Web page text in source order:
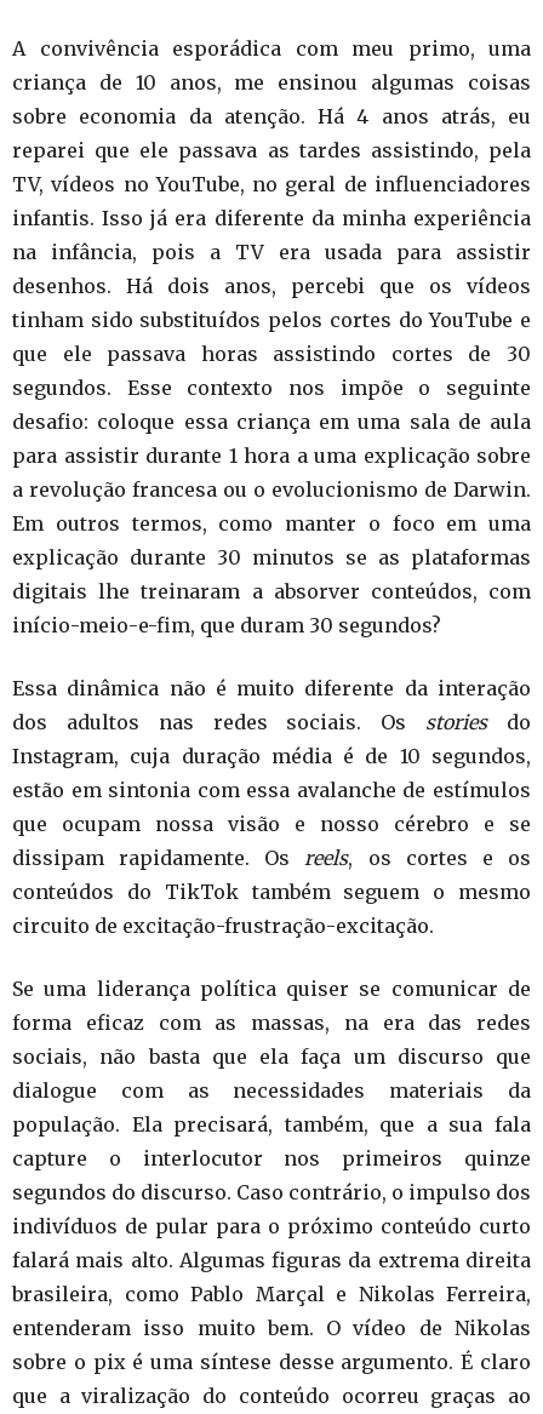
A convivência esporádica com meu primo, uma
criança de 10 anos, me ensinou algumas coisas
sobre economia da atenção. Há 4 anos atrás, eu
reparei que ele passava as tardes assistindo, pela
TV, vídeos no YouTube, no geral de influenciadores
infantis. Isso já era diferente da minha experiência
na infância, pois a TV era usada para assistir
desenhos. Há dois anos, percebi que os vídeos
tinham sido substituídos pelos cortes do YouTube e
que ele passava horas assistindo cortes de 30
segundos. Esse contexto nos impõe o seguinte
desafio: coloque essa criança em uma sala de aula
para assistir durante 1 hora a uma explicação sobre
a revolução francesa ou o evolucionismo de Darwin.
Em outros termos, como manter o foco em uma
explicação durante 30 minutos se as plataformas
digitais lhe treinaram a absorver conteúdos, com
início-meio-e-fim, que duram 30 segundos?
Essa dinâmica não é muito diferente da interação
dos adultos nas redes sociais. Os storiesdo
Instagram, cuja duração média é de 10 segundos,
estão em sintonia com essa avalanche de estímulos
que ocupam nossa visão e nosso cérebro e se
dissipam rapidamente. Osreels, os cortes e os
conteúdos do TikTok também seguem o mesmo
circuito de excitação-frustração-excitação.
Se uma liderança política quiser se comunicar de
forma eficaz com as massas, na era das redes
sociais, não basta que ela faça um discurso que
dialogue com as necessidades materiais da
população. Ela precisará, também, que a sua fala
capture o interlocutor nos primeiros quinze
segundos do discurso. Caso contrário, o impulso dos
indivíduos de pular para o próximo conteúdo curto
falará mais alto. Algumas figuras da extrema direita
brasileira, como Pablo Marçal e Nikolas Ferreira,
entenderam isso muito bem. O vídeo de Nikolas
sobre o pix é uma síntese desse argumento. É claro
que a viralização do conteúdo ocorreu graças ao